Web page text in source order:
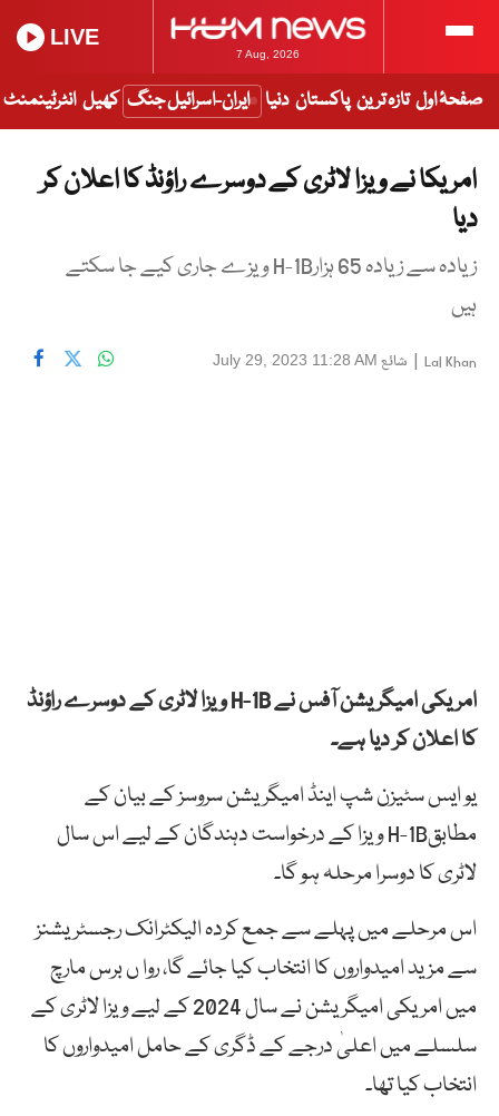
7 Aug, 2026
LIVE
صفحۂ اول تازہ ترین پاکستان دنیا ایران-اسرائیل جنگ کھیل انٹرٹینمنٹ
امریکا نے ویزا لاٹری کے دوسرے راؤنڈ کا اعلان کر
دیا
زیادہ سے زیادہ 65 ہزارH-1B ویزے جاری کیے جا سکتے
ہیں
Lal Khan
| شائع July 29, 2023 11:28 AM
امریکی امیگریشن آفس نے H-1B ویزا لاٹری کے دوسرے راؤنڈ
کا اعلان کر دیا ہے۔
یو ایس سٹیزن شپ اینڈ امیگریشن سروسز کے بیان کے
مطابقH-1B ویزا کے درخواست دہندگان کے لیے اس سال
لاٹری کا دوسرا مرحلہ ہو گا۔
اس مرحلے میں پہلے سے جمع کردہ الیکٹرانک رجسٹریشنز
سے مزید امیدواروں کا انتخاب کیا جائے گا، روا ں برس مارچ
میں امریکی امیگریشن نے سال 2024 کے لیے ویزا لاٹری کے
سلسلے میں اعلیٰ درجے کے ڈگری کے حامل امیدواروں کا
انتخاب کیا تھا۔